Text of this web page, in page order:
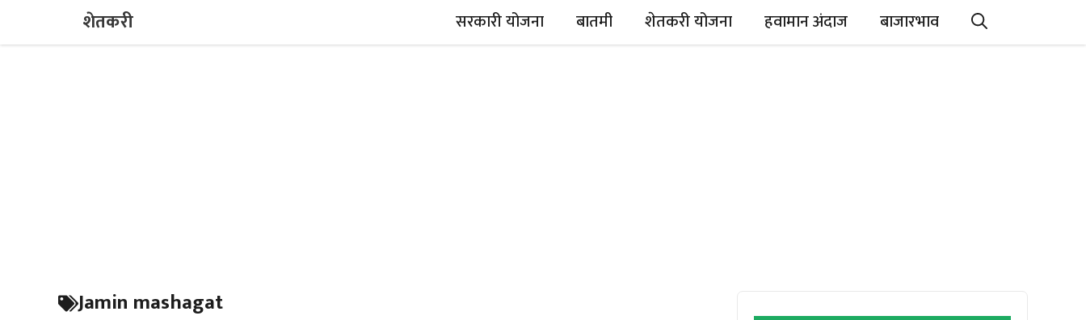
शेतकरी सरकारी योजना बातमी शेतकरी योजना हवामान अंदाज बाजारभाव
Jamin mashagat